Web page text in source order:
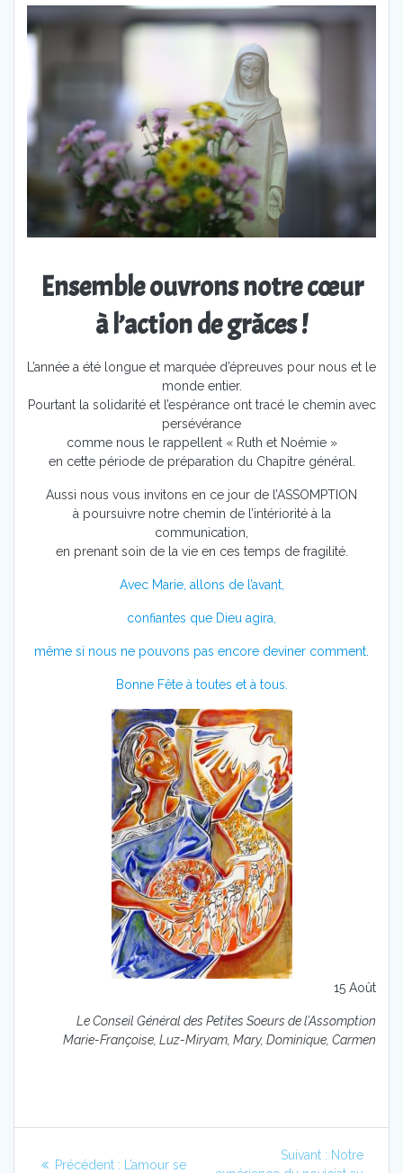
Ensemble ouvrons notre cœur
à l’action de grâces !
L’année a été longue et marquée d’épreuves pour nous et le
monde entier.
Pourtant la solidarité et l’espérance ont tracé le chemin avec
persévérance
comme nous le rappellent « Ruth et Noémie »
en cette période de préparation du Chapitre général.
Aussi nous vous invitons en ce jour de l’ASSOMPTION
à poursuivre notre chemin de l’intériorité à la
communication,
en prenant soin de la vie en ces temps de fragilité.
Avec Marie, allons de l’avant,
confiantes que Dieu agira,
même si nous ne pouvons pas encore deviner comment.
Bonne Fête à toutes et à tous.
15 Août
Le Conseil Général des Petites Soeurs de l’Assomption
Marie-Françoise, Luz-Miryam, Mary, Dominique, Carmen
Précédent : Article
L’amour se
Suivant : Article
Notre